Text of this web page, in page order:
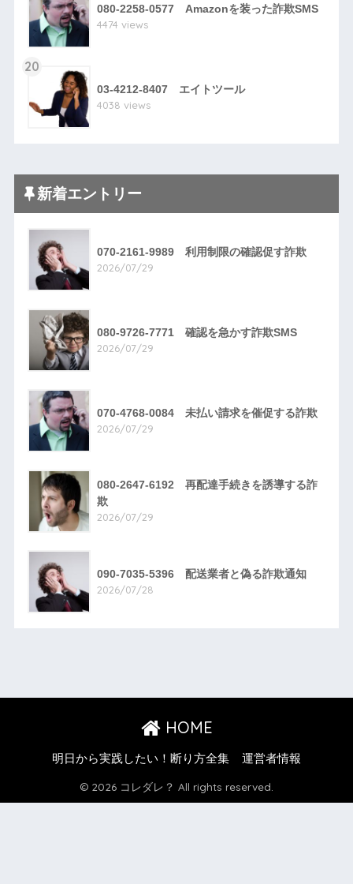
080-2258-0577 Amazonを装った詐欺SMS
4474 views
20
03-4212-8407 エイトツール
4038 views
新着エントリー
070-2161-9989 利用制限の確認促す詐欺
2026/07/29
080-9726-7771 確認を急かす詐欺SMS
2026/07/29
070-4768-0084 未払い請求を催促する詐欺
2026/07/29
080-2647-6192 再配達手続きを誘導する詐
欺
2026/07/29
090-7035-5396 配送業者と偽る詐欺通知
2026/07/28
HOME
明日から実践したい！断り方全集 運営者情報
© 2026 コレダレ？ All rights reserved.